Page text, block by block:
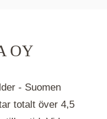
OY
- Suomen
totalt över 4,5